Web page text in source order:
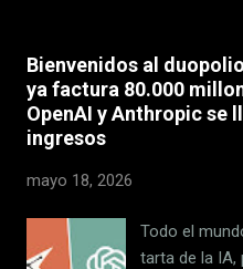
Gurman,
listo para no
anunciada en
que
oficial es lo
Bienvenidos al
ya factura 80.000
OpenAI y Anthropic se
ingresos
mayo 18, 2026
Todo el
tarta de la IA,